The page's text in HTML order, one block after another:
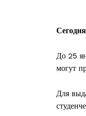
До 25
могут
Для